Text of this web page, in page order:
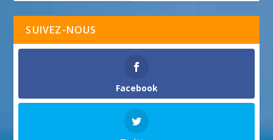
SUIVEZ-NOUS
Facebook